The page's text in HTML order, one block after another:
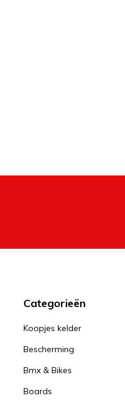
Categorieën
Koopjes kelder
Bescherming
Bmx & Bikes
Boards